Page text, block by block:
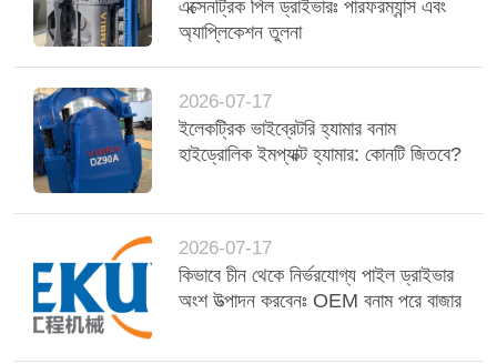
এক্সেনট্রিক পিল ড্রাইভারঃ পারফরম্যান্স এবং
অ্যাপ্লিকেশন তুলনা
2026-07-17
ইলেকট্রিক ভাইব্রেটরি হ্যামার বনাম
হাইড্রোলিক ইমপ্যাক্ট হ্যামার: কোনটি জিতবে?
2026-07-17
কিভাবে চীন থেকে নির্ভরযোগ্য পাইল ড্রাইভার
অংশ উত্পাদন করবেনঃ OEM বনাম পরে বাজার